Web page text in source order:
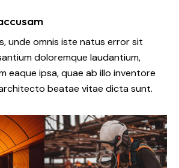
unde omnis iste natus error sit
doloremque laudantium,
eaque ipsa, quae ab illo inventore
beatae vitae dicta sunt.